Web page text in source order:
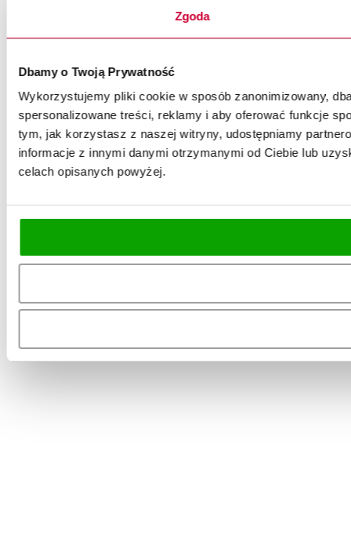
Zgoda
Dbamy o Twoją Prywatność
Wykorzystujemy pliki cookie w sposób zanonimizowany,
spersonalizowane treści, reklamy i aby oferować funkcje
tym, jak korzystasz z naszej witryny, udostępniamy
informacje z innymi danymi otrzymanymi od Ciebie lub
celach opisanych powyżej.